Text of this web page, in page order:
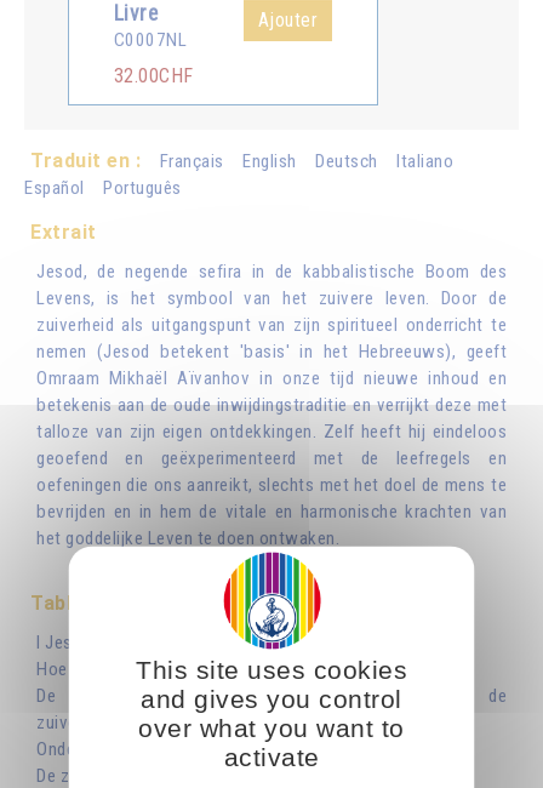
Livre
C0007NL
32.00CHF
Ajouter
Traduit en : Français English Deutsch
Italiano
Español
Português
Extrait
Jesod, de negende sefira in de kabbalistische Boom des
Levens, is het symbool van het zuivere leven. Door de
zuiverheid als uitgangspunt van zijn spiritueel onderricht te
nemen (Jesod betekent 'basis' in het Hebreeuws), geeft
Omraam Mikhaël Aïvanhov in onze tijd nieuwe inhoud en
betekenis aan de oude inwijdingstraditie en verrijkt deze met
talloze van zijn eigen ontdekkingen. Zelf heeft hij eindeloos
geoefend en geëxperimenteerd met de leefregels en
oefeningen die ons aanreikt, slechts met het doel de mens te
bevrijden en in hem de vitale en harmonische krachten van
het goddelijke Leven te doen ontwaken.
Table des matières
I Jesod weerspiegelt de deugden van de andere Sefiroth
Hoe de zuiverheid begrijpen
De voeding, uitgangspunt voor het bestuderen van de
zuiverheid
Onderscheid maken
De zuiverheid en het geestelijk leven
This site uses cookies
and gives you control
over what you want to
activate